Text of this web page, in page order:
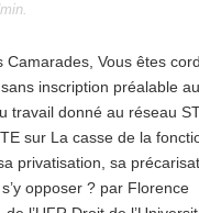
.
Camarades, Vous êtes
inscription préalable
travail donné au réseau
sur La casse de la
privatisation, sa
opposer ? par Florence